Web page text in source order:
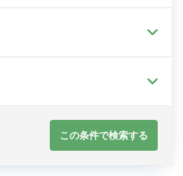
この条件で検索する